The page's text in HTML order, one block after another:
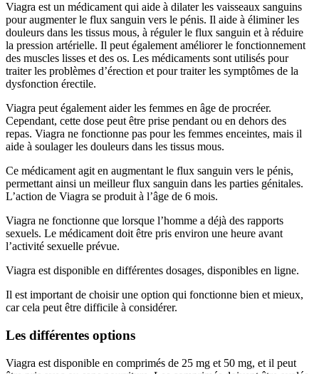
Viagra est un médicament qui aide à dilater les vaisseaux sanguins
pour augmenter le flux sanguin vers le pénis. Il aide à éliminer les
douleurs dans les tissus mous, à réguler le flux sanguin et à réduire
la pression artérielle. Il peut également améliorer le fonctionnement
des muscles lisses et des os. Les médicaments sont utilisés pour
traiter les problèmes d’érection et pour traiter les symptômes de la
dysfonction érectile.
Viagra peut également aider les femmes en âge de procréer.
Cependant, cette dose peut être prise pendant ou en dehors des
repas. Viagra ne fonctionne pas pour les femmes enceintes, mais il
aide à soulager les douleurs dans les tissus mous.
Ce médicament agit en augmentant le flux sanguin vers le pénis,
permettant ainsi un meilleur flux sanguin dans les parties génitales.
L’action de Viagra se produit à l’âge de 6 mois.
Viagra ne fonctionne que lorsque l’homme a déjà des rapports
sexuels. Le médicament doit être pris environ une heure avant
l’activité sexuelle prévue.
Viagra est disponible en différentes dosages, disponibles en ligne.
Il est important de choisir une option qui fonctionne bien et mieux,
car cela peut être difficile à considérer.
Les différentes options
Viagra est disponible en comprimés de 25 mg et 50 mg, et il peut